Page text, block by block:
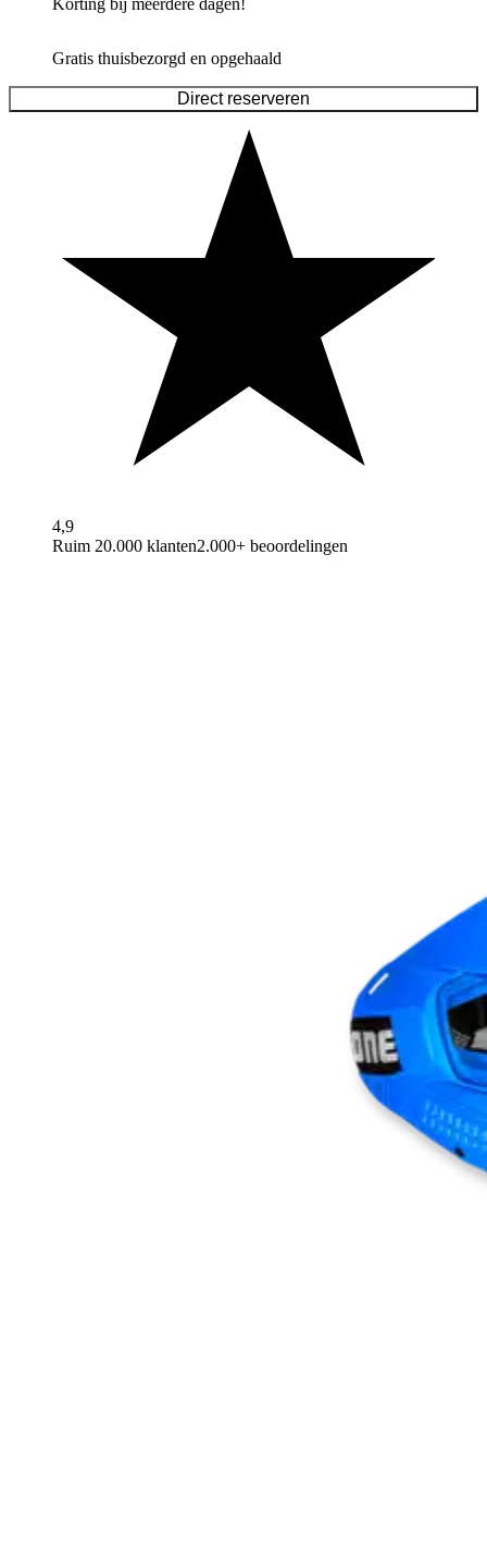
Korting bij meerdere dagen!
Gratis thuisbezorgd en opgehaald
Direct reserveren
4,9
Ruim 20.000 klanten2.000+ beoordelingen